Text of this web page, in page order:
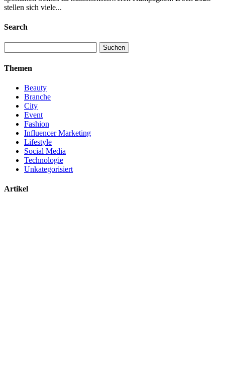
stellen sich viele...
Search
nach:
Themen
Beauty
Branche
City
Event
Fashion
Influencer Marketing
Lifestyle
Social Media
Technologie
Unkategorisiert
Artikel